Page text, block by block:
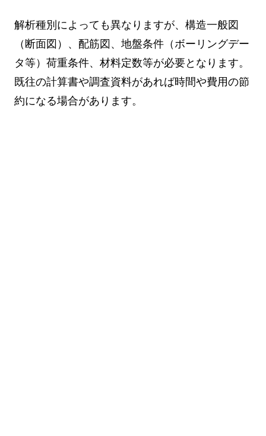
解析種別によっても異なりますが、構造一般図
（断面図）、配筋図、地盤条件（ボーリングデー
タ等）荷重条件、材料定数等が必要となります。
既往の計算書や調査資料があれば時間や費用の節
約になる場合があります。